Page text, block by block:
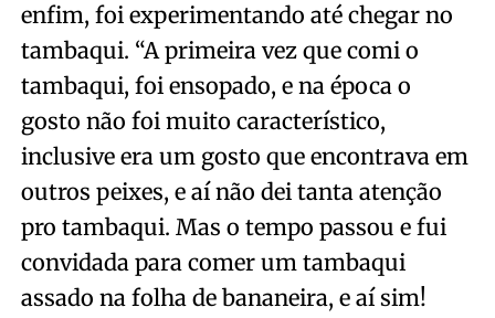
enfim, foi experimentando até chegar no
tambaqui. “A primeira vez que comi o
tambaqui, foi ensopado, e na época o
gosto não foi muito característico,
inclusive era um gosto que encontrava em
outros peixes, e aí não dei tanta atenção
pro tambaqui. Mas o tempo passou e fui
convidada para comer um tambaqui
assado na folha de bananeira, e aí sim!